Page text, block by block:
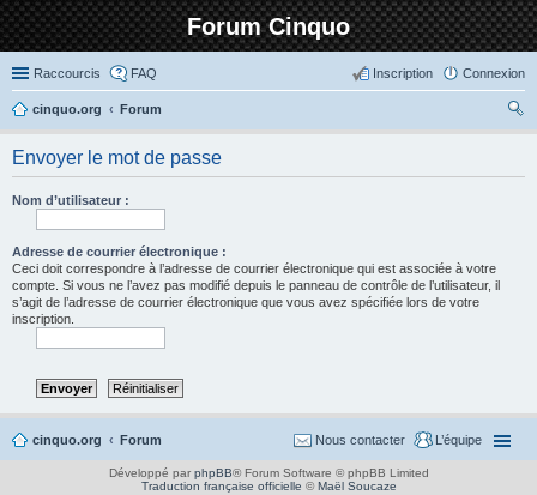
Forum Cinquo
Raccourcis FAQ Connexion
Inscription
cinquo.org
Forum
Envoyer le mot de passe
Nom d’utilisateur :
Adresse de courrier électronique :
Ceci doit correspondre à l’adresse de courrier électronique qui est associée à votre
compte. Si vous ne l’avez pas modifié depuis le panneau de contrôle de l’utilisateur, il
s’agit de l’adresse de courrier électronique que vous avez spécifiée lors de votre
inscription.
cinquo.org Forum L’équipe
Nous contacter
Développé par phpBB® Forum Software © phpBB Limited
Traduction française officielle ©Maël Soucaze